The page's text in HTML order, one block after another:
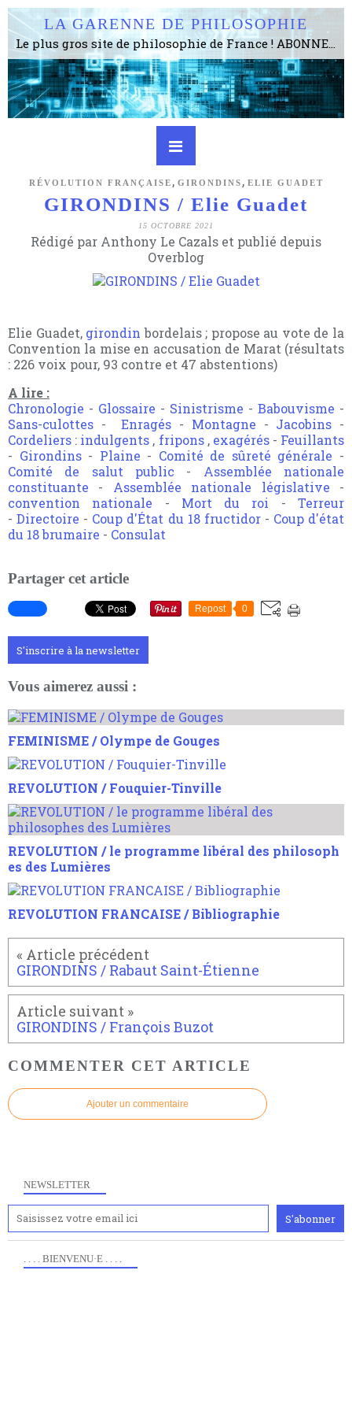
LA GARENNE DE PHILOSOPHIE
Le plus gros site de philosophie de France ! ABONNEZ-VOUS ! 4115 Articles, 1634 abonné·e·s, depuis 2006 . . . . . . . . 2 852 214 pages vues jusqu'à présent. Prestance et être apte à un plus grand nombre de choses.
RÉVOLUTION FRANÇAISE , GIRONDINS , ELIE GUADET
GIRONDINS / Elie Guadet
15 OCTOBRE 2021
Rédigé par Anthony Le Cazals et publié depuis
Overblog
Elie Guadet, girondin bordelais ; propose au vote de la
Convention la mise en accusation de Marat (résultats
: 226 voix pour, 93 contre et 47 abstentions)
A lire :
Chronologie - Glossaire - Sinistrisme - Babouvisme -
Sans-culottes -Enragés - Montagne - Jacobins -
Cordeliers : indulgents , fripons, exagérés- Feuillants
- Girondins- Plaine - Comité de sûreté générale -
Comité de salut public - Assemblée nationale
constituante - Assemblée nationale législative -
convention nationale - Mort du roi -Terreur
-Directoire - Coup d'État du 18 fructidor- Coup d'état
du 18 brumaire - Consulat
Partager cet article
Repost 0
S'inscrire à la newsletter
Vous aimerez aussi :
FEMINISME / Olympe de Gouges
REVOLUTION / Fouquier-Tinville
REVOLUTION / le programme libéral des philosoph
es des Lumières
REVOLUTION FRANCAISE / Bibliographie
GIRONDINS / Rabaut Saint-Étienne
GIRONDINS / François Buzot
COMMENTER CET ARTICLE
Ajouter un commentaire
NEWSLETTER
. . . . BIENVENU·E . . . .